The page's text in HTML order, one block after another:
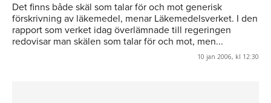
Det finns både skäl som talar för och mot generisk
förskrivning av läkemedel, menar Läkemedelsverket. I den
rapport som verket idag överlämnade till regeringen
redovisar man skälen som talar för och mot, men...
10 jan 2006, kl 12:30